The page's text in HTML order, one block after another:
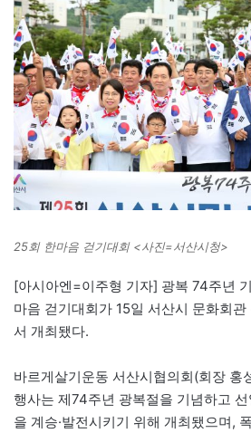
25회 한마음 걷기대회 <사진=서산시청>
[아시아엔=이주형 기자] 광복 74주년
마음 걷기대회가 15일 서산시 문화회
서 개최됐다.
바르게살기운동 서산시협의회(회장 홍
행사는 제74주년 광복절을 기념하고
을 계승·발전시키기 위해 개최됐으며,